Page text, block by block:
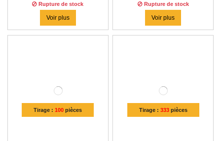
Rupture de stock
Voir plus
Rupture de stock
Voir plus
Tirage :100 pièces Tirage : 333pièces